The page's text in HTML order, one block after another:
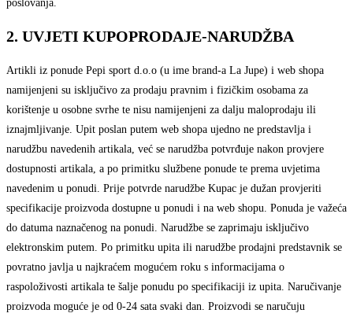
poslovanja.
2. UVJETI KUPOPRODAJE-NARUDŽBA
Artikli iz ponude Pepi sport d.o.o (u ime brand-a La Jupe) i web shopa
namijenjeni su isključivo za prodaju pravnim i fizičkim osobama za
korištenje u osobne svrhe te nisu namijenjeni za dalju maloprodaju ili
iznajmljivanje. Upit poslan putem web shopa ujedno ne predstavlja i
narudžbu navedenih artikala, već se narudžba potvrđuje nakon provjere
dostupnosti artikala, a po primitku službene ponude te prema uvjetima
navedenim u ponudi. Prije potvrde narudžbe Kupac je dužan provjeriti
specifikacije proizvoda dostupne u ponudi i na web shopu. Ponuda je važeća
do datuma naznačenog na ponudi. Narudžbe se zaprimaju isključivo
elektronskim putem. Po primitku upita ili narudžbe prodajni predstavnik se
povratno javlja u najkraćem mogućem roku s informacijama o
raspoloživosti artikala te šalje ponudu po specifikaciji iz upita. Naručivanje
proizvoda moguće je od 0-24 sata svaki dan. Proizvodi se naručuju